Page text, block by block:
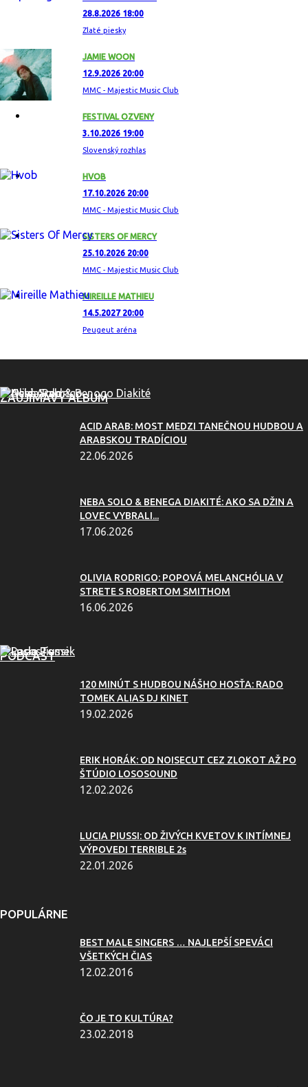
28.8.2026 18:00
Zlaté piesky
JAMIE WOON
12.9.2026 20:00
MMC - Majestic Music Club
FESTIVAL OZVENY
3.10.2026 19:00
Slovenský rozhlas
HVOB
17.10.2026 20:00
MMC - Majestic Music Club
SISTERS OF MERCY
25.10.2026 20:00
MMC - Majestic Music Club
MIREILLE MATHIEU
14.5.2027 20:00
Peugeut aréna
ZAUJÍMAVÝ ALBUM
ACID ARAB: MOST MEDZI TANEČNOU HUDBOU A
ARABSKOU TRADÍCIOU
22.06.2026
NEBA SOLO & BENEGA DIAKITÉ: AKO SA DŽIN A
LOVEC VYBRALI...
17.06.2026
OLIVIA RODRIGO: POPOVÁ MELANCHÓLIA V
STRETE S ROBERTOM SMITHOM
16.06.2026
PODCAST
120 MINÚT S HUDBOU NÁŠHO HOSŤA: RADO
TOMEK ALIAS DJ KINET
19.02.2026
ERIK HORÁK: OD NOISECUT CEZ ZLOKOT AŽ PO
ŠTÚDIO LOSOSOUND
12.02.2026
LUCIA PIUSSI: OD ŽIVÝCH KVETOV K INTÍMNEJ
VÝPOVEDI TERRIBLE 2s
22.01.2026
POPULÁRNE
BEST MALE SINGERS … NAJLEPŠÍ SPEVÁCI
VŠETKÝCH ČIAS
12.02.2016
ČO JE TO KULTÚRA?
23.02.2018